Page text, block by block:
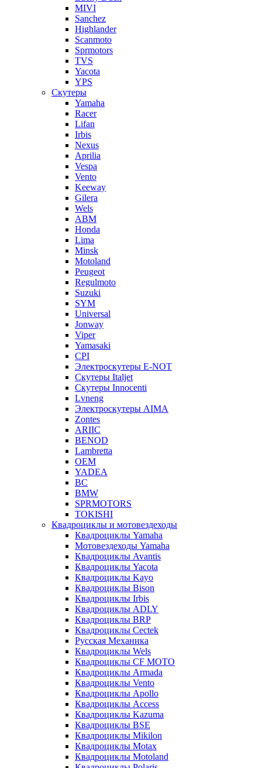
MIVI
Sanchez
Highlander
Scanmoto
Sprmotors
TVS
Yacota
YPS
Скутеры
Yamaha
Racer
Lifan
Irbis
Nexus
Aprilia
Vespa
Vento
Keeway
Gilera
Wels
ABM
Honda
Lima
Minsk
Motoland
Peugeot
Regulmoto
Suzuki
SYM
Universal
Jonway
Viper
Yamasaki
CPI
Электроскутеры E-NOT
Скутеры Italjet
Скутеры Innocenti
Lvneng
Электроскутеры AIMA
Zontes
ARIIC
BENOD
Lambretta
OEM
YADEA
BC
BMW
SPRMOTORS
TOKISHI
Квадроциклы и мотовездеходы
Квадроциклы Yamaha
Мотовездеходы Yamaha
Квадроциклы Avantis
Квадроциклы Yacota
Квадроциклы Kayo
Квадроциклы Bison
Квадроциклы Irbis
Квадроциклы ADLY
Квадроциклы BRP
Квадроциклы Cectek
Русская Механика
Квадроциклы Wels
Квадроциклы CF MOTO
Квадроциклы Armada
Квадроциклы Vento
Квадроциклы Apollo
Квадроциклы Access
Квадроциклы Kazuma
Квадроциклы BSE
Квадроциклы Mikilon
Квадроциклы Motax
Квадроциклы Motoland